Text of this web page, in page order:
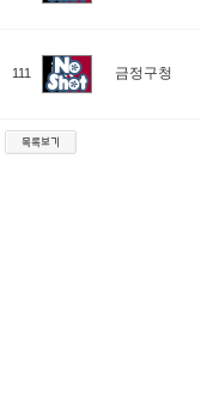
111 금정구청